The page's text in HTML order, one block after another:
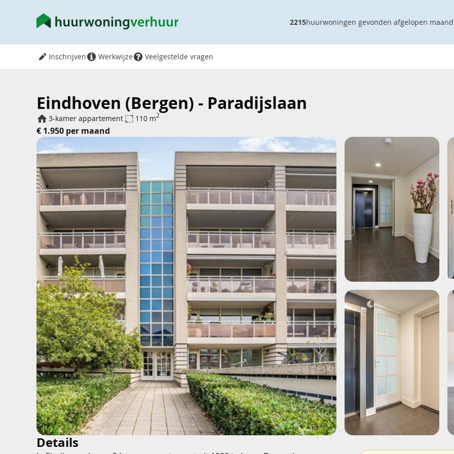
2215huurwoningen gevonden afgelopen maand
Inschrijven Werkwijze Veelgestelde vragen
Eindhoven (Bergen) - Paradijslaan
3-kamer appartement 110 m2
€ 1.950 per maand
Details